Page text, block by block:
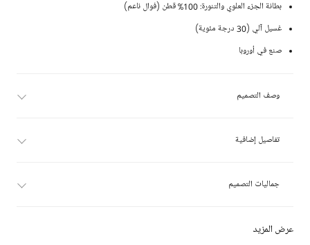
عرض المزيد
بطانة الجزء العلوي والتنورة: 100% قطن (فوال ناعم)
غسيل آلي (30 درجة مئوية)
صنع في أوروبا
وصف التصميم
تفاصيل إضافية
جماليات التصميم